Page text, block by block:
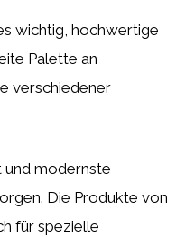
wichtig, hochwertige
Palette an
verschiedener
und modernste
Die Produkte von
für spezielle